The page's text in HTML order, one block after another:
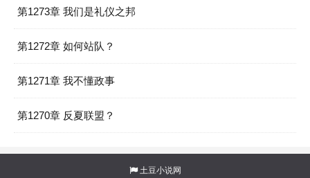
第1273章 我们是礼仪之邦
第1272章 如何站队？
第1271章 我不懂政事
第1270章 反夏联盟？
土豆小说网